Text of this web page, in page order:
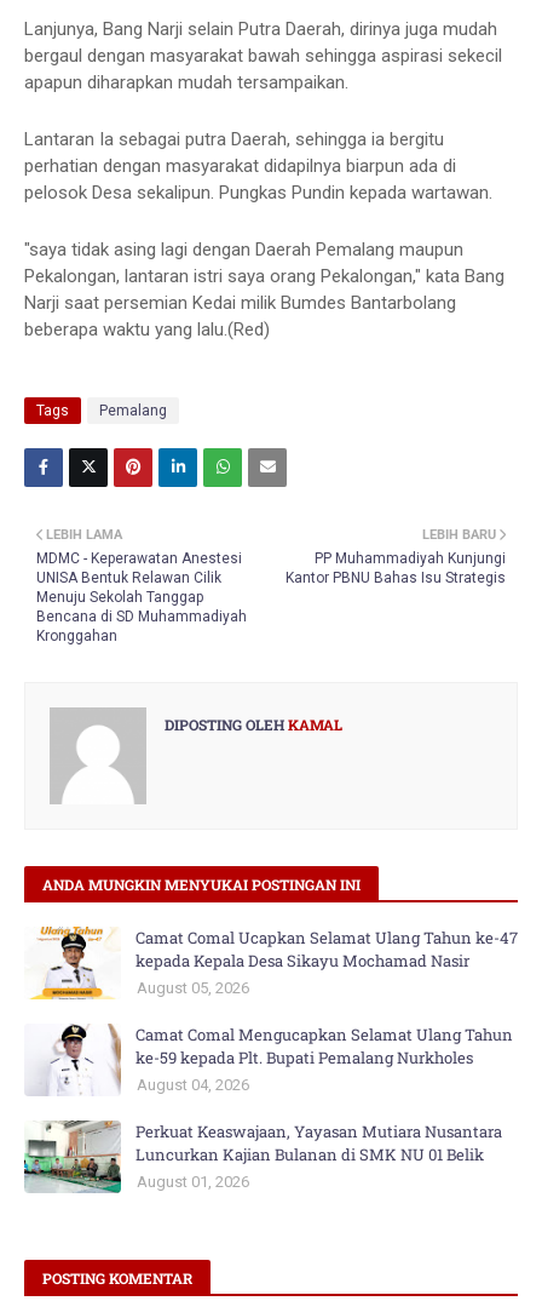
Lanjunya, Bang Narji selain Putra Daerah, dirinya juga mudah
bergaul dengan masyarakat bawah sehingga aspirasi sekecil
apapun diharapkan mudah tersampaikan.
Lantaran Ia sebagai putra Daerah, sehingga ia bergitu
perhatian dengan masyarakat didapilnya biarpun ada di
pelosok Desa sekalipun. Pungkas Pundin kepada wartawan.
"saya tidak asing lagi dengan Daerah Pemalang maupun
Pekalongan, lantaran istri saya orang Pekalongan," kata Bang
Narji saat persemian Kedai milik Bumdes Bantarbolang
beberapa waktu yang lalu.(Red)
Tags Pemalang
LEBIH BARU
PP Muhammadiyah Kunjungi
Kantor PBNU Bahas Isu Strategis
LEBIH LAMA
MDMC - Keperawatan Anestesi
UNISA Bentuk Relawan Cilik
Menuju Sekolah Tanggap
Bencana di SD Muhammadiyah
Kronggahan
DIPOSTING OLEHKAMAL
ANDA MUNGKIN MENYUKAI POSTINGAN INI
Camat Comal Ucapkan Selamat Ulang Tahun ke-47
kepada Kepala Desa Sikayu Mochamad Nasir
August 05, 2026
Camat Comal Mengucapkan Selamat Ulang Tahun
ke-59 kepada Plt. Bupati Pemalang Nurkholes
August 04, 2026
Perkuat Keaswajaan, Yayasan Mutiara Nusantara
Luncurkan Kajian Bulanan di SMK NU 01 Belik
August 01, 2026
POSTING KOMENTAR